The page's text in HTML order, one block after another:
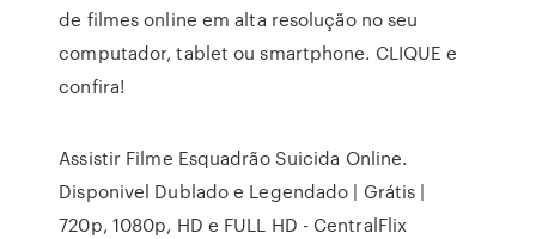
de filmes online em alta resolução no seu
computador, tablet ou smartphone. CLIQUE e
confira!
Assistir Filme Esquadrão Suicida Online.
Disponivel Dublado e Legendado | Grátis |
720p, 1080p, HD e FULL HD - CentralFlix